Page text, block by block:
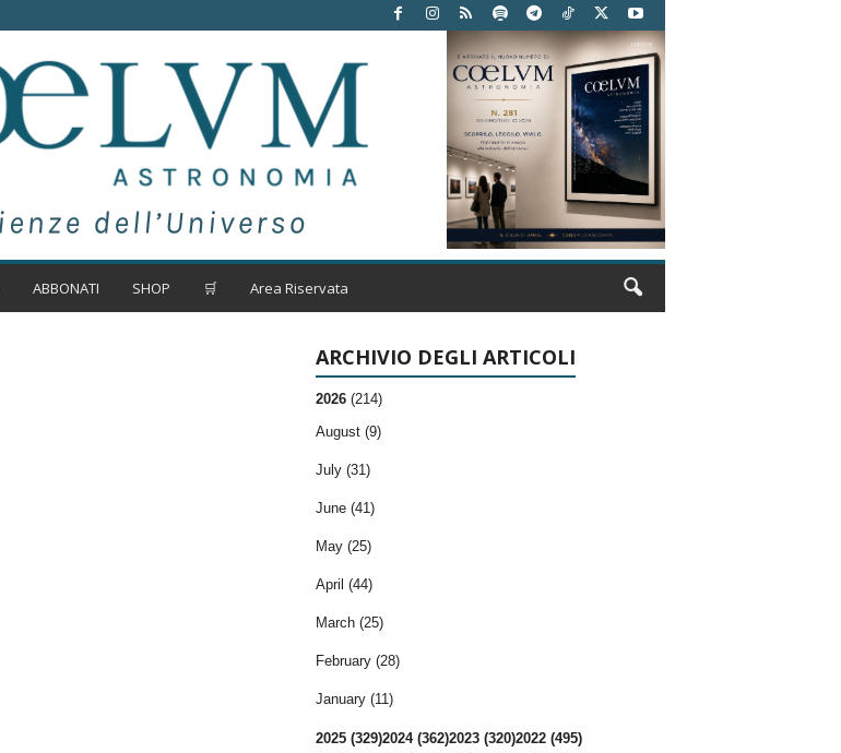
ABBONATI SHOP 🛒 Area Riservata
ARCHIVIO DEGLI ARTICOLI
2026 (214)
August (9)
July (31)
June (41)
May (25)
April (44)
March (25)
February (28)
January (11)
2025 (329)2024 (362)2023 (320)2022 (495)